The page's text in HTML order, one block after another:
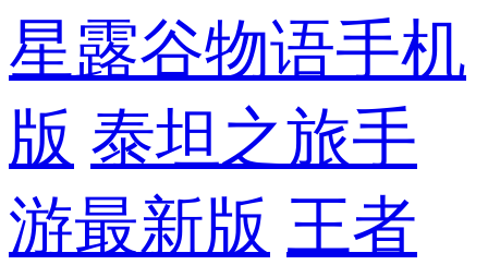
星露谷物语手机
版 泰坦之旅手
游最新版 王者